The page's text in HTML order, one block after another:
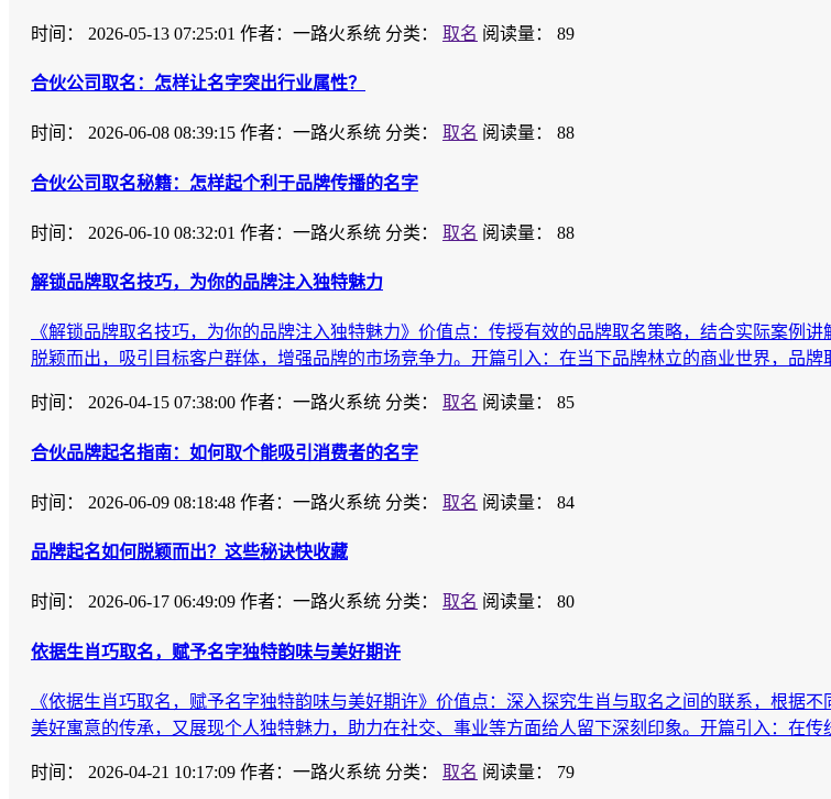
时间： 2026-05-13 07:25:01 作者：一路火系统 分类： 取名 阅读量： 89
合伙公司取名：怎样让名字突出行业属性？
时间： 2026-06-08 08:39:15 作者：一路火系统 分类： 取名 阅读量： 88
合伙公司取名秘籍：怎样起个利于品牌传播的名字
时间： 2026-06-10 08:32:01 作者：一路火系统 分类： 取名 阅读量： 88
解锁品牌取名技巧，为你的品牌注入独特魅力
《解锁品牌取名技巧，为你的品牌注入独特魅力》价值点：传授有效的品牌取名策略，结合实际案例
脱颖而出，吸引目标客户群体，增强品牌的市场竞争力。开篇引入：在当下品牌林立的商业世界，品
时间： 2026-04-15 07:38:00 作者：一路火系统 分类： 取名 阅读量： 85
合伙品牌起名指南：如何取个能吸引消费者的名字
时间： 2026-06-09 08:18:48 作者：一路火系统 分类： 取名 阅读量： 84
品牌起名如何脱颖而出？这些秘诀快收藏
时间： 2026-06-17 06:49:09 作者：一路火系统 分类： 取名 阅读量： 80
依据生肖巧取名，赋予名字独特韵味与美好期许
《依据生肖巧取名，赋予名字独特韵味与美好期许》价值点：深入探究生肖与取名之间的联系，根据
美好寓意的传承，又展现个人独特魅力，助力在社交、事业等方面给人留下深刻印象。开篇引入：在
时间： 2026-04-21 10:17:09 作者：一路火系统 分类： 取名 阅读量： 79